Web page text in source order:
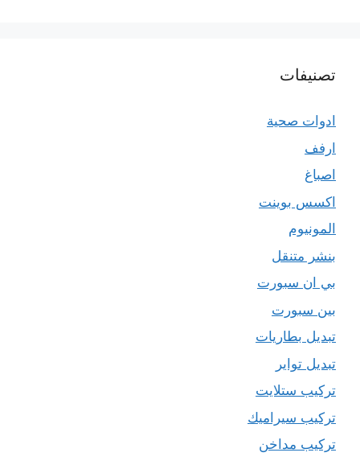
تصنيفات
ادوات صحية
ارفف
اصباغ
اكسس بوينت
المونيوم
بنشر متنقل
بي ان سبورت
بين سبورت
تبديل بطاريات
تبديل تواير
تركيب ستلايت
تركيب سيراميك
تركيب مداخن